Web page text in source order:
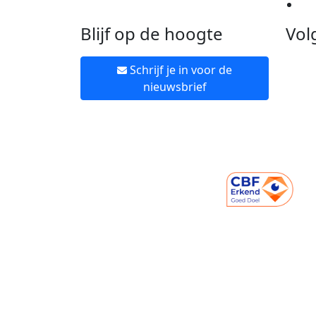
Blijf op de hoogte
Schrijf je in voor de
nieuwsbrief